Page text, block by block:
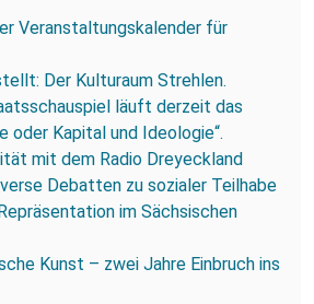
Veranstaltungskalender für
Der Kulturaum Strehlen.
läuft derzeit das
oder Kapital und Ideologie“.
mit dem Radio Dreyeckland
Debatten zu sozialer Teilhabe
im Sächsischen
Kunst – zwei Jahre Einbruch ins